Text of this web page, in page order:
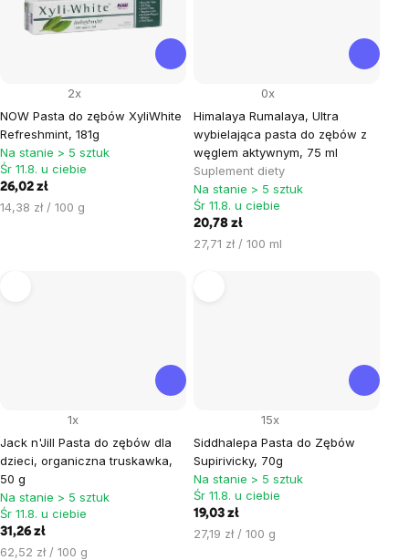
NOW Pasta do zębów XyliWhite
Refreshmint, 181g
2x
Na stanie > 5 sztuk
Śr 11.8. u ciebie
26,02 zł
Cena
14,38 zł / 100 g
Himalaya Rumalaya, Ultra
wybielająca pasta do zębów z
węglem aktywnym, 75 ml
Suplement diety
0x
Na stanie > 5 sztuk
Śr 11.8. u ciebie
20,78 zł
Cena
27,71 zł / 100 ml
Jack n'Jill Pasta do zębów dla
dzieci, organiczna truskawka,
50 g
1x
Na stanie > 5 sztuk
Śr 11.8. u ciebie
31,26 zł
Cena
62,52 zł / 100 g
Siddhalepa Pasta do Zębów
Supirivicky, 70g
15x
Na stanie > 5 sztuk
Śr 11.8. u ciebie
19,03 zł
Cena
27,19 zł / 100 g